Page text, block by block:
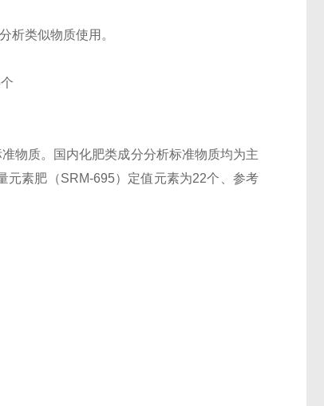
析类似物质使用。
物质。国内化肥类成分分析标准物质均为主
元素肥（SRM-695）定值元素为22个、参考